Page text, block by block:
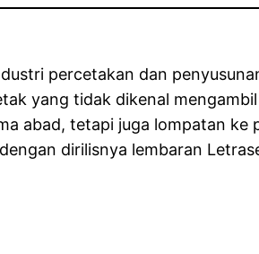
percetakan dan
yang tidak dikenal
abad, tetapi juga lompatan
dirilisnya lembaran